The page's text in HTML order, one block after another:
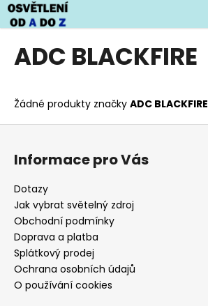
Přejít
na
obsah
ADC BLACKFIRE
Žádné produkty značky ADC BLACKFIRE
K
o
o
p
o
t
ř
e
b
u
j
e
t
e
Z
Informace pro Vás
Dotazy
Jak vybrat světelný zdroj
Obchodní podmínky
Doprava a platba
Splátkový prodej
Ochrana osobních údajů
O používání cookies